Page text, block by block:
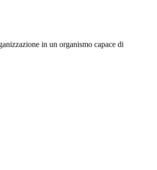
in un organismo capace di